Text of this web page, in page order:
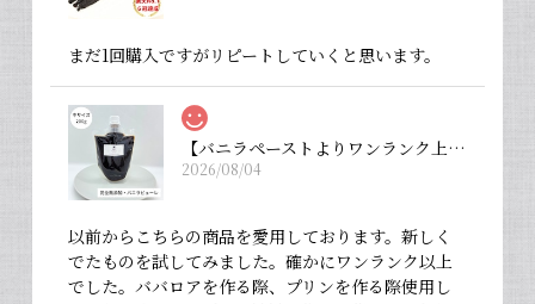
まだ1回購入ですがリピートしていくと思います。
【バニラペーストよりワンランク上の天然の香り】【揮発成分が無いため加熱しても香りが揮発しない優れもの！】完全無添加・バニラピューレ（内容量：中サイズ 200 g）
2026/08/04
以前からこちらの商品を愛用しております。新しく
でたものを試してみました。確かにワンランク以上
でした。ババロアを作る際、プリンを作る際使用し